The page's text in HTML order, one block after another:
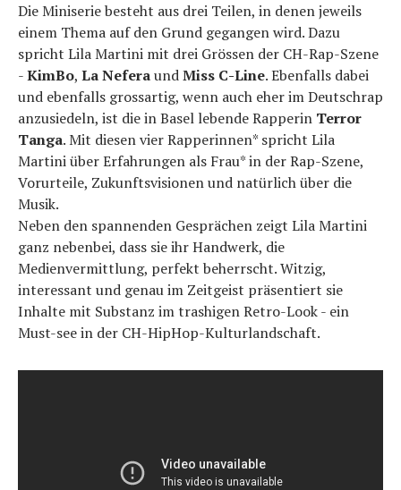
Die Miniserie besteht aus drei Teilen, in denen jeweils
einem Thema auf den Grund gegangen wird. Dazu
spricht Lila Martini mit drei Grössen der CH-Rap-Szene
-KimBo, La NeferaundMiss C-Line. Ebenfalls dabei
und ebenfalls grossartig, wenn auch eher im Deutschrap
anzusiedeln, ist die in Basel lebende Rapperin Terror
Tanga. Mit diesen vier Rapperinnen* spricht Lila
Martini über Erfahrungen als Frau* in der Rap-Szene,
Vorurteile, Zukunftsvisionen und natürlich über die
Musik.
Neben den spannenden Gesprächen zeigt Lila Martini
ganz nebenbei, dass sie ihr Handwerk, die
Medienvermittlung, perfekt beherrscht. Witzig,
interessant und genau im Zeitgeist präsentiert sie
Inhalte mit Substanz im trashigen Retro-Look - ein
Must-see in der CH-HipHop-Kulturlandschaft.